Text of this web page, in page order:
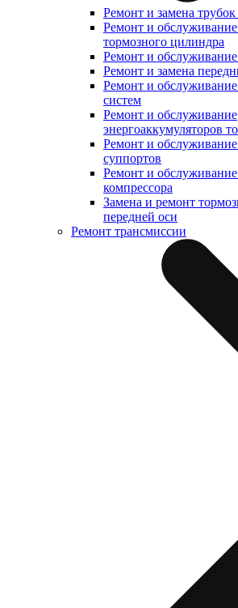
Ремонт и замена
Ремонт и обслуживание
тормозного цилиндра
Ремонт и
Ремонт и замена
Ремонт и
систем
Ремонт и обслуживание
энергоаккумуляторов
Ремонт и
суппортов
Ремонт и
компрессора
Замена и ремонт
передней оси
Ремонт трансмиссии